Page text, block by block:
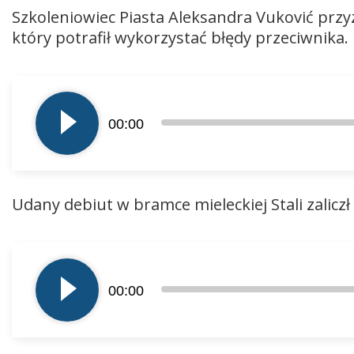
Szkoleniowiec Piasta Aleksandra Vuković
który potrafił wykorzystać błędy przeciwnika.
plików
dźwiękowych
00:00
Udany debiut w bramce mieleckiej Stali
plików
dźwiękowych
00:00